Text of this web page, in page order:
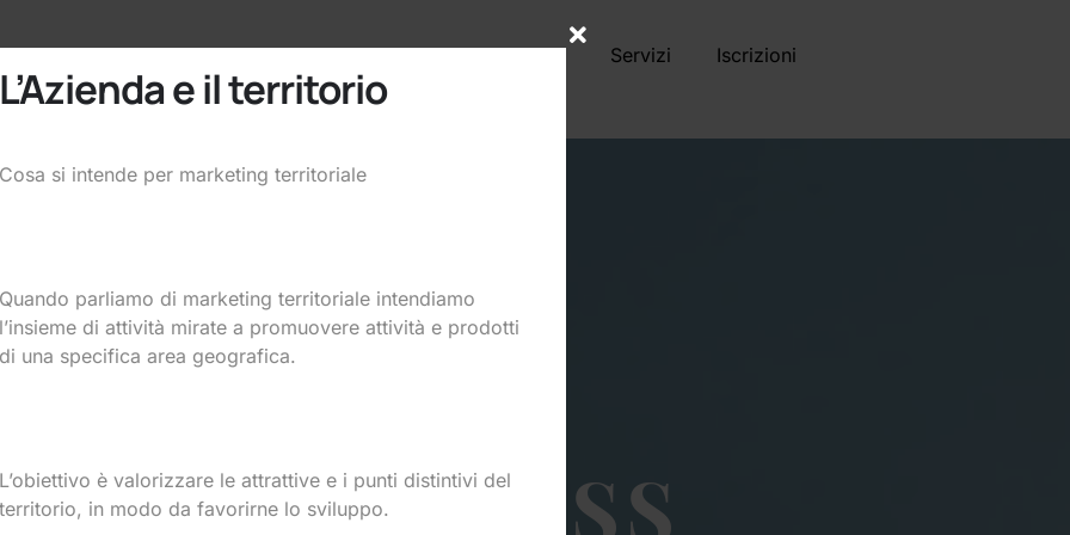
HBA Coaching Chi siamo Partner Il Club Servizi Iscrizioni
BUSINESS
L’Azienda e il territorio
Cosa si intende per marketing territoriale
Quando parliamo di marketing territoriale intendiamo
l’insieme di attività mirate a promuovere attività e prodotti
di una specifica area geografica.
L’obiettivo è valorizzare le attrattive e i punti distintivi del
territorio, in modo da favorirne lo sviluppo.